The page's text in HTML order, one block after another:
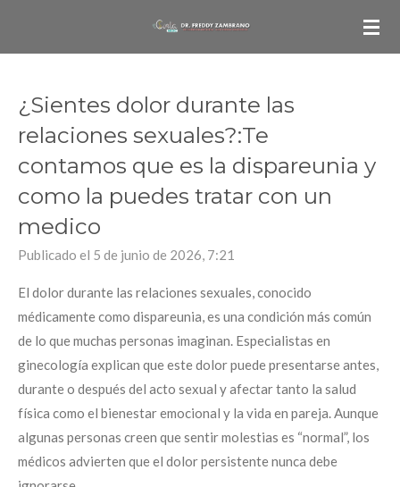
¿Sientes dolor durante las
relaciones sexuales?:Te
contamos que es la dispareunia y
como la puedes tratar con un
medico
Publicado el 5 de junio de 2026, 7:21
El dolor durante las relaciones sexuales, conocido
médicamente como dispareunia, es una condición más común
de lo que muchas personas imaginan. Especialistas en
ginecología explican que este dolor puede presentarse antes,
durante o después del acto sexual y afectar tanto la salud
física como el bienestar emocional y la vida en pareja. Aunque
algunas personas creen que sentir molestias es “normal”, los
médicos advierten que el dolor persistente nunca debe